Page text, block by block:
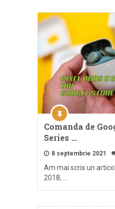
Comanda de
Series …
8 septembrie 2021
Am mai scris un
2018, …